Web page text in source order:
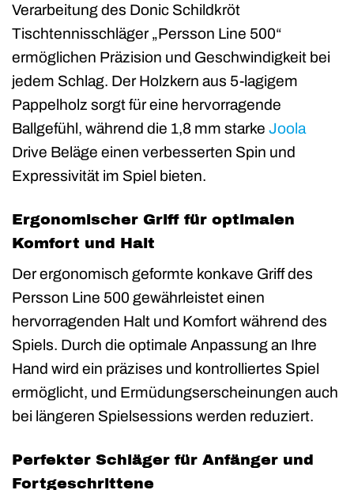
Verarbeitung des Donic Schildkröt
Tischtennisschläger „Persson Line 500“
ermöglichen Präzision und Geschwindigkeit bei
jedem Schlag. Der Holzkern aus 5-lagigem
Pappelholz sorgt für eine hervorragende
Ballgefühl, während die 1,8 mm starke Joola
Drive Beläge einen verbesserten Spin und
Expressivität im Spiel bieten.
Ergonomischer Griff für optimalen
Komfort und Halt
Der ergonomisch geformte konkave Griff des
Persson Line 500 gewährleistet einen
hervorragenden Halt und Komfort während des
Spiels. Durch die optimale Anpassung an Ihre
Hand wird ein präzises und kontrolliertes Spiel
ermöglicht, und Ermüdungserscheinungen auch
bei längeren Spielsessions werden reduziert.
Perfekter Schläger für Anfänger und
Fortgeschrittene